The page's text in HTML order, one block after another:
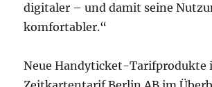
digitaler – und damit seine
komfortabler.“
Neue Handyticket-Tarifprodukte